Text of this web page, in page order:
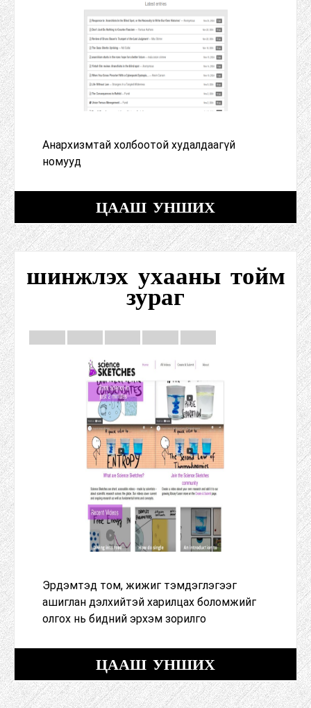
Анархизмтай холбоотой худалдаагүй
номууд
ЦААШ УНШИХ
шинжлэх ухааны тойм
зураг
Эрдэмтэд том, жижиг тэмдэглэгээг
ашиглан дэлхийтэй харилцах боломжийг
олгох нь бидний эрхэм зорилго
ЦААШ УНШИХ